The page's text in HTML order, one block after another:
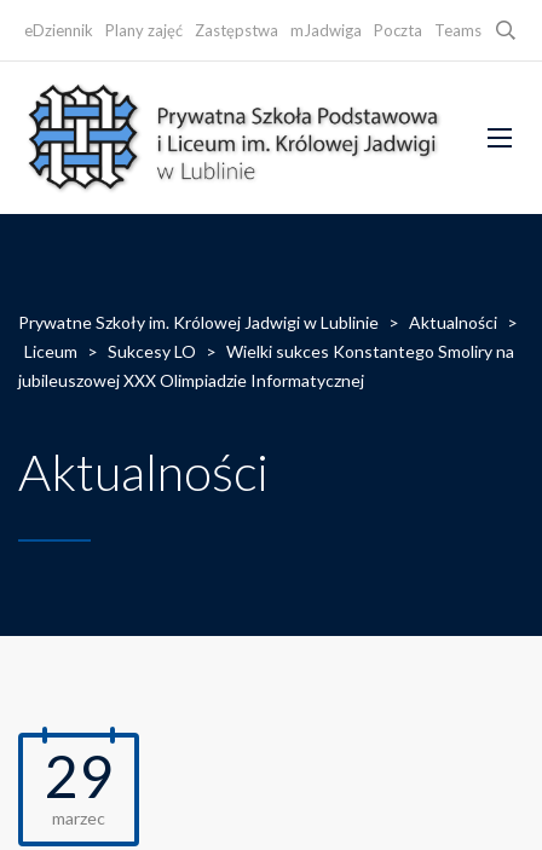
eDziennik Plany zajęć Zastępstwa mJadwiga Poczta Teams
Prywatne Szkoły im. Królowej Jadwigi w Lublinie > Aktualności >
Liceum
> Sukcesy LO > Wielki sukces Konstantego Smoliry na
jubileuszowej XXX Olimpiadzie Informatycznej
Aktualności
29
marzec